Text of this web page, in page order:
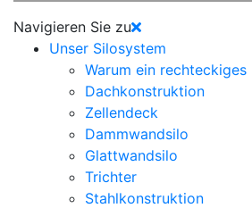
Navigieren Sie zu
Unser Silosystem
Warum ein rechteckiges
Dachkonstruktion
Zellendeck
Dammwandsilo
Glattwandsilo
Trichter
Stahlkonstruktion